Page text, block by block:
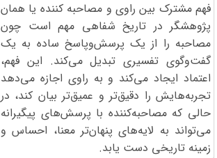
فهم مشترک بین راوی و مصاحبه کننده یا همان
پژوهشگر در تاریخ شفاهی مهم است چون
مصاحبه را از یک پرسش‌وپاسخ ساده به یک
گفت‌وگوی تفسیری تبدیل می‌کند. این فهم،
اعتماد ایجاد می‌کند و به راوی اجازه می‌دهد
تجربه‌هایش را دقیق‌تر و عمیق‌تر بیان کند، در
حالی که مصاحبه‌کننده با پرسش‌های پیگیرانه
می‌تواند به لایه‌های پنهان‌تر معنا، احساس و
زمینه تاریخی دست یابد.